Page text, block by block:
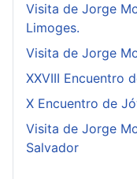
Visita de Jorge
Limoges.
Visita de Jorge
XXVIII Encuentro
X Encuentro de
Visita de Jorge
Salvador